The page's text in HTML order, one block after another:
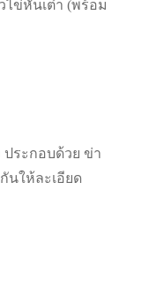
ข่หั่นเต๋า (พร้อม
ประกอบด้วย ข่า
นให้ละเอียด